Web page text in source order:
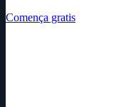
Comença gratis